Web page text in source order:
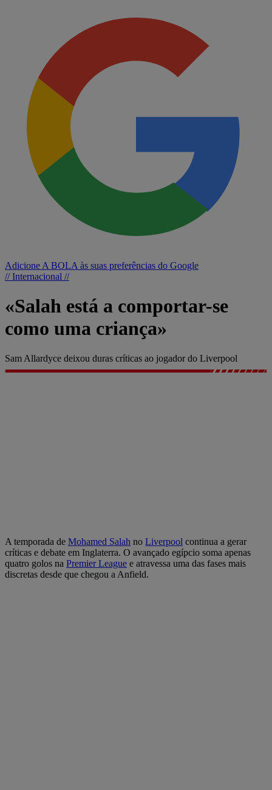
Adicione A BOLA às suas preferências do Google
// Internacional //
«Salah está a comportar-se
como uma criança»
Sam Allardyce deixou duras críticas ao jogador do Liverpool
A temporada de Mohamed Salah no Liverpool continua a gerar
críticas e debate em Inglaterra. O avançado egípcio soma apenas
quatro golos na Premier League e atravessa uma das fases mais
discretas desde que chegou a Anfield.